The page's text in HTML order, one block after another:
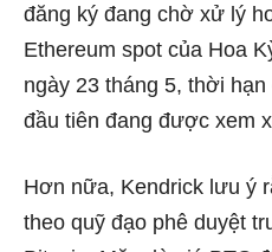
đăng ký đang chờ xử lý
Ethereum spot của Hoa
ngày 23 tháng 5, thời
đầu tiên đang được xem
Hơn nữa, Kendrick lưu ý
theo quỹ đạo phê duyệt